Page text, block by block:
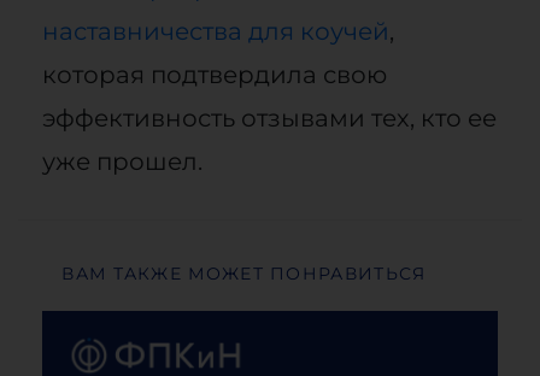
наставничества для коучей,
которая подтвердила свою
эффективность отзывами тех, кто ее
уже прошел.
ВАМ ТАКЖЕ МОЖЕТ ПОНРАВИТЬСЯ